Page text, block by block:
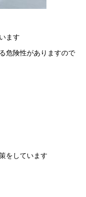
ます
危険性がありますので
をしています